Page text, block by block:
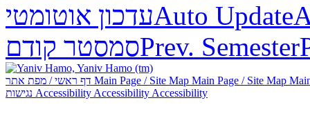
עדכון אוטומטיAuto Update
סמסטר קודםPrev. Semester
Main Page / Site Map Main Page / Site Map
Accessibility Accessibility Accessibility